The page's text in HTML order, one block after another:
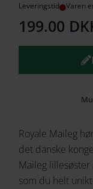
Leveringstid Varen
199.00
Ikke på lager
Bliv
Royale Maileg
det danske
Maileg
som du helt